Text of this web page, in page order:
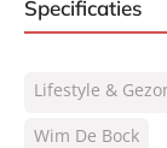
Specificaties
NUR:
Type:
Lifestyle &
Wim De Bock